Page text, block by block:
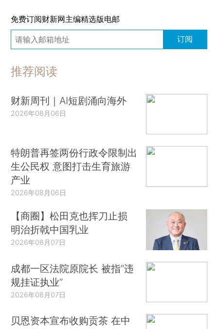
免费订阅财新网主编精选版电邮
订阅
推荐阅读
财新周刊｜AI短剧涌向海外
2026年08月06日
特朗普再签两份行政令限制出
生公民权 意图打击生育旅游
产业
2026年08月06日
【商圈】松田克也挥刀止损
明治折戟中国乳业
2026年08月07日
成都一区法院原院长 被指“违
规挂证执业”
2026年08月07日
贝恩资本宣布收购贡茶 在中